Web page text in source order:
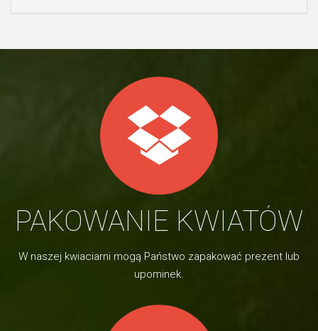
PAKOWANIE KWIATÓW
W naszej kwiaciarni mogą Państwo zapakować prezent lub
upominek.